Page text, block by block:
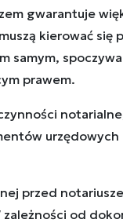
gwarantuje
kierować
samym,
prawem.
przed
od